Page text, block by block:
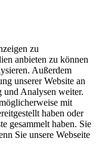
zu
anbieten zu können
Außerdem
unserer Website an
und Analysen weiter.
mit
haben oder
gesammelt haben. Sie
Sie unsere Webseite